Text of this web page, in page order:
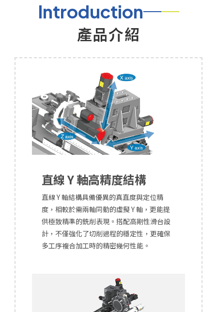
Introduction
產品介紹
直線 Y 軸高精度結構
直線 Y 軸結構具備優異的真直度與定位精
度，相較於需兩軸同動的虛擬 Y 軸，更能提
供極致精準的銑削表現。搭配高剛性滑台設
計，不僅強化了切削過程的穩定性，更確保
多工序複合加工時的精密幾何性能。